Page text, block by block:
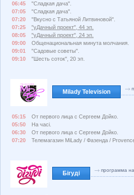
06:45
"Сладкая дача".
07:05
"Сладкая дача".
07:20
"Вкусно с Татьяной Литвиновой".
07:25
"уДачный проект", 44 эп.
08:05
"уДачный проект", 24 эп.
09:00
Общенациональная минута молчания.
09:01
"Садовые советы".
09:10
"Шесть соток", 20 эп.
Milady Television
05:15
От первого лица с Сергеем Дойко.
05:50
На часі.
06:30
От первого лица с Сергеем Дойко.
07:20
Телемагазин MiLady / Фазенда /
Бігуді программа